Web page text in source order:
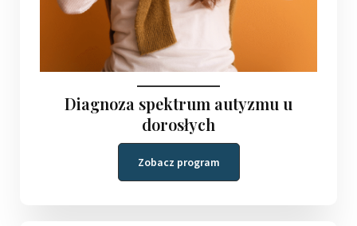
Diagnoza spektrum autyzmu u
dorosłych
Zobacz program